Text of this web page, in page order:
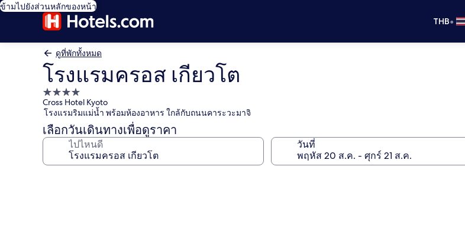
ข้ามไปยังส่วนหลักของหน้า
THB•
ดูที่พักทั้งหมด
โรงแรมครอส เกียวโต
ที่พัก
4.0
ดาว
Cross Hotel Kyoto
โรงแรมริมแม่น้ำ พร้อมห้องอาหาร ใกล้กับถนนคาระวะมาจิ
เลือกวันเดินทางเพื่อดูราคา
ไปไหนดี วันที่